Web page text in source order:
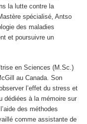
la lutte contre la
spécialisé, Antso
des maladies
et poursuivre un
en Sciences (M.Sc.)
au Canada. Son
l’effet du stress et
dédiées à la mémoire sur
des méthodes
comme assistante de